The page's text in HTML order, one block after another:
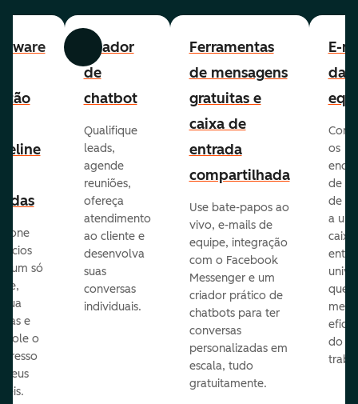
Anterior Avançar
um só
e
o
seus
Criador
de
chatbot
Qualifique
leads,
agende
reuniões,
ofereça
atendimento
ao cliente e
desenvolva
suas
conversas
individuais.
Ferramentas
de mensagens
gratuitas e
caixa de
entrada
compartilhada
Use bate-papos ao
vivo, e-mails de
equipe, integração
com o Facebook
Messenger e um
criador prático de
chatbots para ter
conversas
personalizadas em
escala, tudo
gratuitamente.
E-
da
os
de
de
a
caixa
que
do